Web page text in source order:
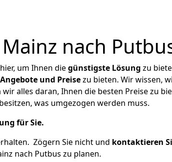
nach
um Ihnen diegünstigste Lösung zu
und Preisezu bieten. Wir wissen,
alles daran, Ihnen die besten Preise zu
was umgezogen werden muss.
für Sie.
Zögern Sie nicht und kontaktieren
nach Putbus zu planen.